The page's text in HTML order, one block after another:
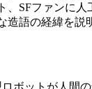
SFファンに
造語の経緯を説
ボットが人間